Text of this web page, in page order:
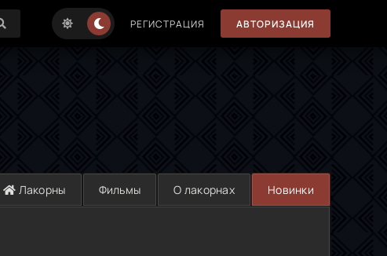
РЕГИСТРАЦИЯ АВТОРИЗАЦИЯ
Лакорны Фильмы О лакорнах Новинки